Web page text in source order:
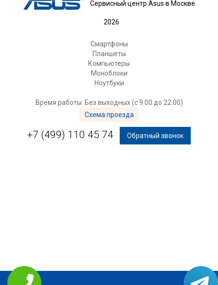
Сервисный центр Asus в Москве
2026
Смартфоны
Планшеты
Компьютеры
Моноблоки
Ноутбуки
Время работы: Без выходных (с 9:00 до 22:00)
Схема проезда
+7 (499) 110 45 74 Обратный звонок